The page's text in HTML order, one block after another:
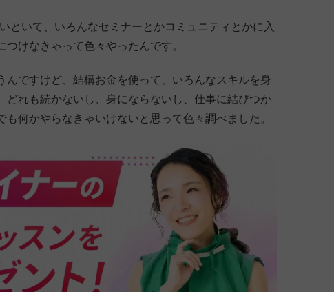
といて、いろんなセミナーとかコミュニティとかに入
けなきゃって色々やったんです。
ですけど、結構お金を使って、いろんなスキルを身
れも続かないし、身にならないし、仕事に結びつか
何かやらなきゃいけないと思って色々調べました。